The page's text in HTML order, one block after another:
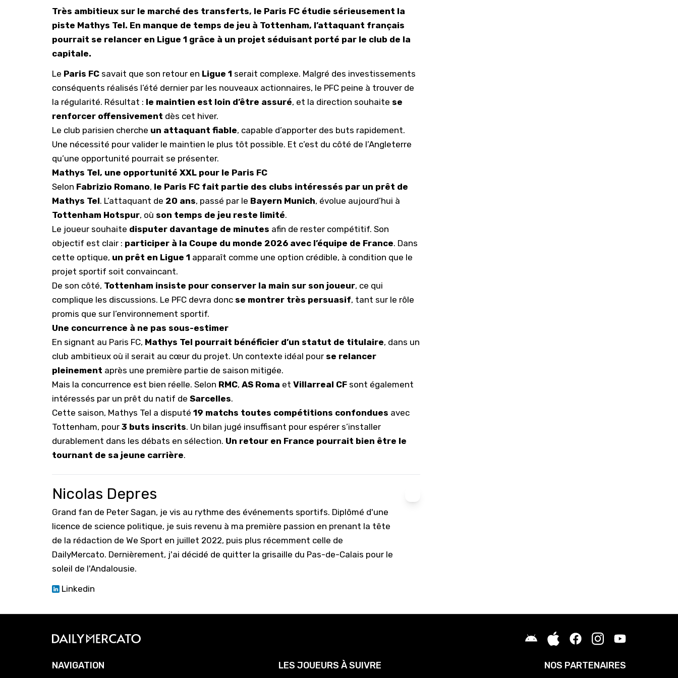
Très ambitieux sur le marché des transferts, le Paris FC étudie sérieusement la
piste Mathys Tel. En manque de temps de jeu à Tottenham, l’attaquant français
pourrait se relancer en Ligue 1 grâce à un projet séduisant porté par le club de la
capitale.
Le Paris FC savait que son retour en Ligue 1 serait complexe. Malgré des investissements
conséquents réalisés l’été dernier par les nouveaux actionnaires, le PFC peine à trouver de
la régularité. Résultat : le maintien est loin d’être assuré, et la direction souhaite se
renforcer offensivement dès cet hiver.
Le club parisien cherche un attaquant fiable, capable d’apporter des buts rapidement.
Une nécessité pour valider le maintien le plus tôt possible. Et c’est du côté de l’Angleterre
qu’une opportunité pourrait se présenter.
Mathys Tel, une opportunité XXL pour le Paris FC
Selon Fabrizio Romano, le Paris FC fait partie des clubs intéressés par un prêt de
Mathys Tel. L’attaquant de 20 ans, passé par le Bayern Munich, évolue aujourd’hui à
Tottenham Hotspur, où son temps de jeu reste limité.
Le joueur souhaite disputer davantage de minutes afin de rester compétitif. Son
objectif est clair : participer à la Coupe du monde 2026 avec l’équipe de France. Dans
cette optique, un prêt en Ligue 1 apparaît comme une option crédible, à condition que le
projet sportif soit convaincant.
De son côté, Tottenham insiste pour conserver la main sur son joueur, ce qui
complique les discussions. Le PFC devra donc se montrer très persuasif, tant sur le rôle
promis que sur l’environnement sportif.
Une concurrence à ne pas sous-estimer
En signant au Paris FC, Mathys Tel pourrait bénéficier d’un statut de titulaire, dans un
club ambitieux où il serait au cœur du projet. Un contexte idéal pour se relancer
pleinement après une première partie de saison mitigée.
Mais la concurrence est bien réelle. Selon RMC, AS Roma et Villarreal CF sont également
intéressés par un prêt du natif de Sarcelles.
Cette saison, Mathys Tel a disputé 19 matchs toutes compétitions confondues avec
Tottenham, pour 3 buts inscrits. Un bilan jugé insuffisant pour espérer s’installer
durablement dans les débats en sélection. Un retour en France pourrait bien être le
tournant de sa jeune carrière.
Nicolas Depres
Grand fan de Peter Sagan, je vis au rythme des événements sportifs. Diplômé d'une
licence de science politique, je suis revenu à ma première passion en prenant la tête
de la rédaction de We Sport en juillet 2022, puis plus récemment celle de
DailyMercato. Dernièrement, j'ai décidé de quitter la grisaille du Pas-de-Calais pour le
soleil de l'Andalousie.
Linkedin
NAVIGATION LES JOUEURS À SUIVRE NOS PARTENAIRES